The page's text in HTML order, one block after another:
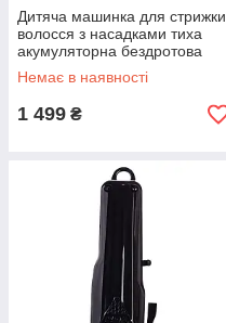
Дитяча машинка для стрижки
волосся з насадками тиха
акумуляторна бездротова
VGR V-151
Немає в наявності
1 499 ₴